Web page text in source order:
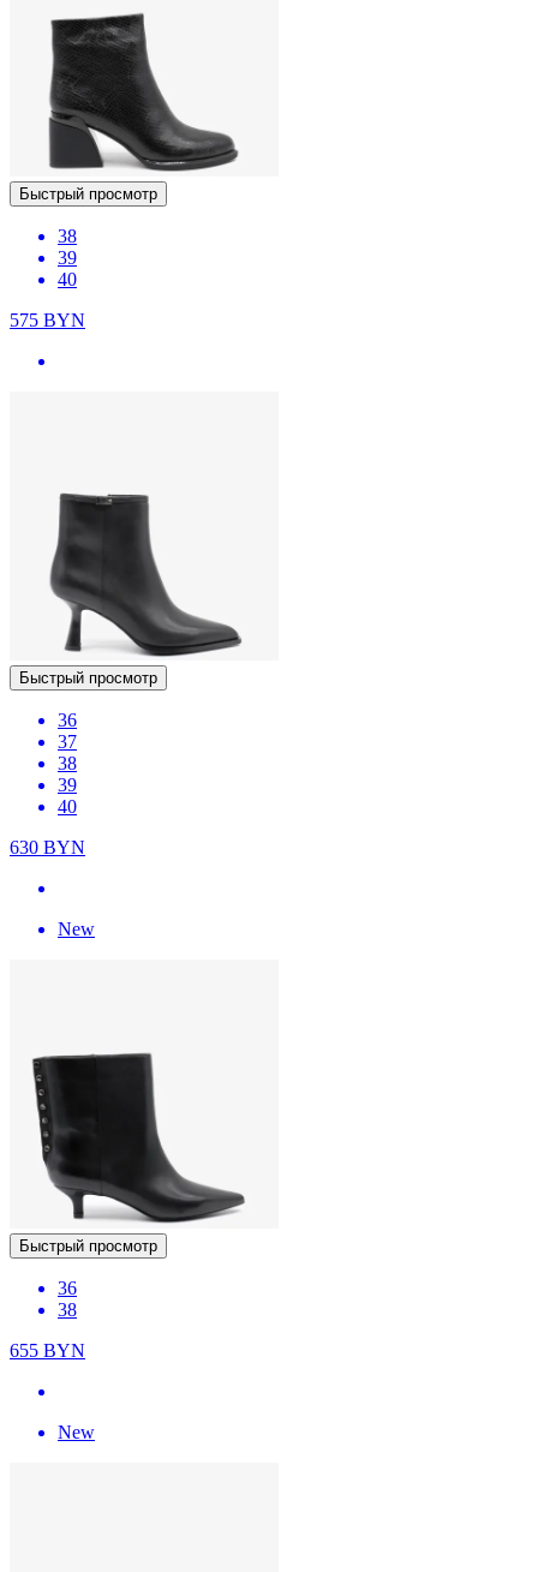
Быстрый просмотр
38
39
40
575 BYN
Быстрый просмотр
36
37
38
39
40
630 BYN
New
Быстрый просмотр
36
38
655 BYN
New